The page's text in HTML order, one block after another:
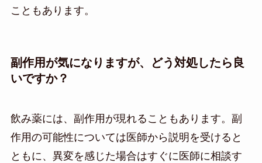
こともあります。
副作用が気になりますが、どう対処したら良
いですか？
飲み薬には、副作用が現れることもあります。副
作用の可能性については医師から説明を受けると
ともに、異変を感じた場合はすぐに医師に相談す